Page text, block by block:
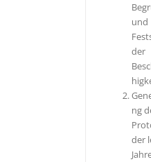
und
der
ng
der